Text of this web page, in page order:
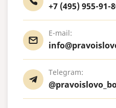
+7 (495) 955-91-
E-mail:
Telegram: